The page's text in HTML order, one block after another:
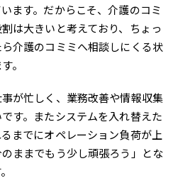
ます。だからこそ、介護のコミ
は大きいと考えており、ちょっ
介護のコミミへ相談しにくる状
。
が忙しく、業務改善や情報収集
す。またシステムを入れ替えた
までにオペレーション負荷が上
ままでもう少し頑張ろう」とな